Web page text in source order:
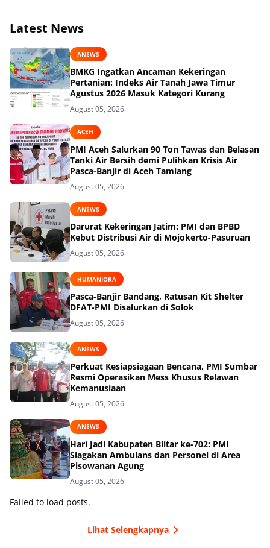
Latest News
ANEWS
BMKG Ingatkan Ancaman Kekeringan
Pertanian: Indeks Air Tanah Jawa Timur
Agustus 2026 Masuk Kategori Kurang
August 05, 2026
ACEH
PMI Aceh Salurkan 90 Ton Tawas dan Belasan
Tanki Air Bersih demi Pulihkan Krisis Air
Pasca-Banjir di Aceh Tamiang
August 05, 2026
ANEWS
Darurat Kekeringan Jatim: PMI dan BPBD
Kebut Distribusi Air di Mojokerto-Pasuruan
August 05, 2026
HUMANIORA
Pasca-Banjir Bandang, Ratusan Kit Shelter
DFAT-PMI Disalurkan di Solok
August 05, 2026
ANEWS
Perkuat Kesiapsiagaan Bencana, PMI Sumbar
Resmi Operasikan Mess Khusus Relawan
Kemanusiaan
August 05, 2026
ANEWS
Hari Jadi Kabupaten Blitar ke-702: PMI
Siagakan Ambulans dan Personel di Area
Pisowanan Agung
August 05, 2026
Failed to load posts.
Lihat Selengkapnya